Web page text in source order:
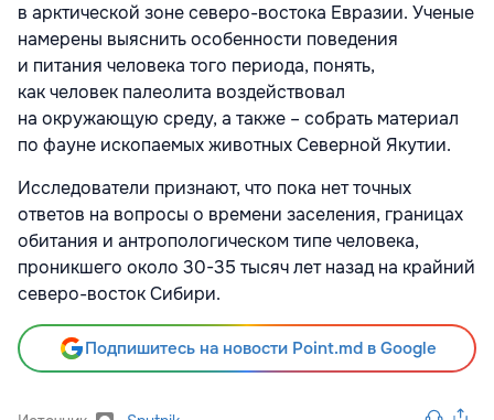
в арктической зоне северо-востока Евразии. Ученые
намерены выяснить особенности поведения
и питания человека того периода, понять,
как человек палеолита воздействовал
на окружающую среду, а также – собрать материал
по фауне ископаемых животных Северной Якутии.
Исследователи признают, что пока нет точных
ответов на вопросы о времени заселения, границах
обитания и антропологическом типе человека,
проникшего около 30-35 тысяч лет назад на крайний
северо-восток Сибири.
Подпишитесь на новости Point.md в Google